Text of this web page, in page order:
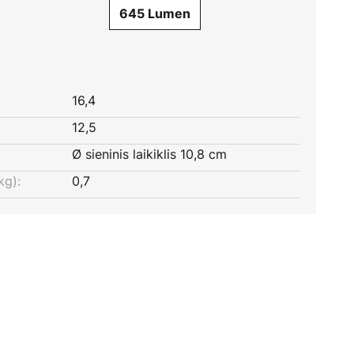
645 Lumen
16,4
12,5
Ø sieninis laikiklis 10,8 cm
0,7